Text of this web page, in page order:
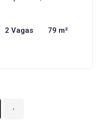
2 Vagas 79 m²
›